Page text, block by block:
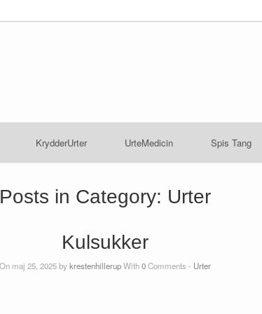
KrydderUrter UrteMedicin Spis Tang
Posts in Category: Urter
Kulsukker
On maj 25, 2025 bykrestenhillerupWith0 Comments - Urter